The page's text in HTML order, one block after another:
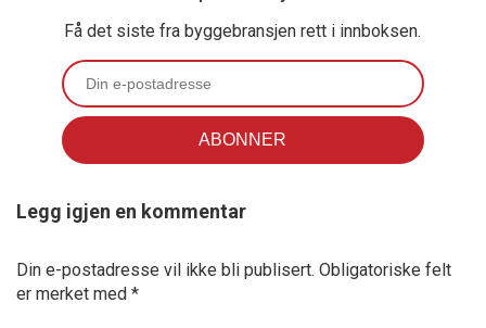
Få det siste fra byggebransjen rett i innboksen.
Legg igjen en kommentar
Din e-postadresse vil ikke bli publisert. Obligatoriske felt
er merket med *